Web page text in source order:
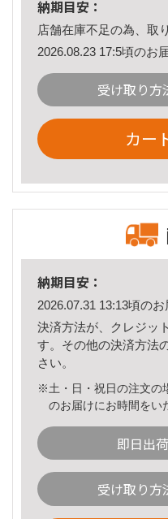
納期目安：
店舗在庫不足の為、取
2026.08.23 17:5頃のお
受け取り方
カー
納期目安：
2026.07.31 13:13頃のお
決済方法が、クレジッ
す。その他の決済方法
さい。
※土・日・祝日の注文の
のお届けにお時間をい
即日出
受け取り方